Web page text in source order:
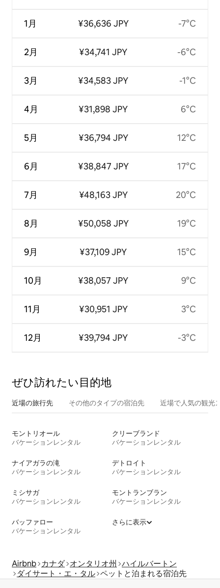
1月
2月
3月
4月
5月
6月
7月
8月
9月
10月
11月
12月
¥36,636 JPY
¥34,741 JPY
¥34,583 JPY
¥31,898 JPY
¥36,794 JPY
¥38,847 JPY
¥48,163 JPY
¥50,058 JPY
¥37,109 JPY
¥38,057 JPY
¥30,951 JPY
¥39,794 JPY
-7°C
-6°C
-1°C
6°C
12°C
17°C
20°C
19°C
15°C
9°C
3°C
-3°C
ぜひ訪⁠れ⁠た⁠い目⁠的⁠地
近場の旅行先 その他のタ⁠イ⁠プ⁠の宿⁠泊⁠先 近場で人気の観光
モントリオール
バケーションレンタル
クリーブランド
バケーションレンタル
ナイアガラの滝
バケーションレンタル
デトロイト
バケーションレンタル
ミシサガ
バケーションレンタル
モントランブラン
バケーションレンタル
バッファロー
バケーションレンタル
さらに表示
Airbnb カナダ オンタリオ州
ハイルバートン
ダイサート・エ・タル ペットと泊まれる宿泊先